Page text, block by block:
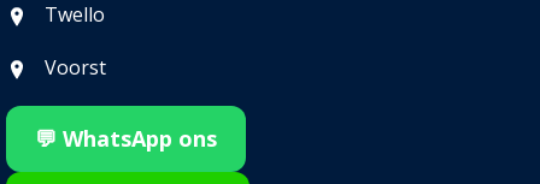
Twello
Voorst
💬 WhatsApp ons